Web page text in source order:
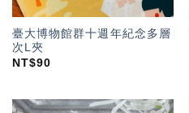
臺大博物館群十週年紀念多層
次L夾
NT$90